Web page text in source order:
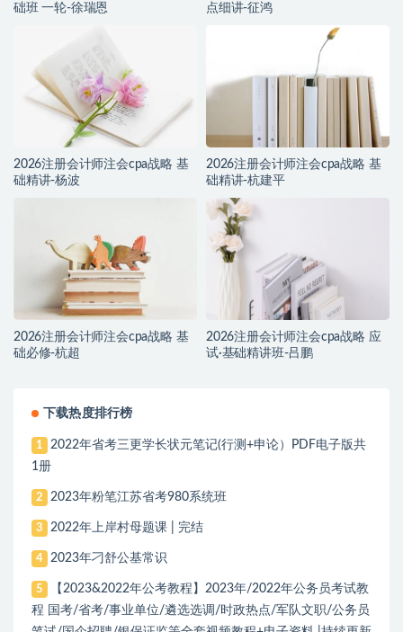
础班 一轮-徐瑞恩
点细讲-征鸿
2026注册会计师注会cpa战略 基
础精讲-杨波
2026注册会计师注会cpa战略 基
础精讲-杭建平
2026注册会计师注会cpa战略 基
础必修-杭超
2026注册会计师注会cpa战略 应
试·基础精讲班-吕鹏
下载热度排行榜
1
2022年省考三更学长状元笔记(行测+申论）PDF电子版共
1册
2 2023年粉笔江苏省考980系统班
3 2022年上岸村母题课 | 完结
4 2023年刁舒公基常识
5
【2023&2022年公考教程】2023年/2022年公务员考试教
程 国考/省考/事业单位/遴选选调/时政热点/军队文职/公务员